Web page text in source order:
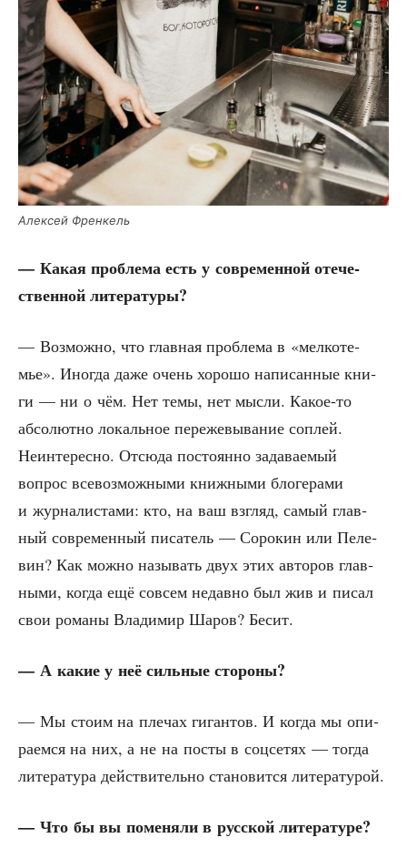
Алек­сей Френкель
— Какая про­бле­ма есть у совре­мен­ной оте­че­
ствен­ной литературы?
— Воз­мож­но, что глав­ная про­бле­ма в «мел­ко­те­
мье». Ино­гда даже очень хоро­шо напи­сан­ные кни­
ги — ни о чём. Нет темы, нет мыс­ли. Какое-то
абсо­лют­но локаль­ное пере­же­вы­ва­ние соп­лей.
Неин­те­рес­но. Отсю­да посто­ян­но зада­ва­е­мый
вопрос все­воз­мож­ны­ми книж­ны­ми бло­ге­ра­ми
и жур­на­ли­ста­ми: кто, на ваш взгляд, самый глав­
ный совре­мен­ный писа­тель — Соро­кин или Пеле­
вин? Как мож­но назы­вать двух этих авто­ров глав­
ны­ми, когда ещё совсем недав­но был жив и писал
свои рома­ны Вла­ди­мир Шаров? Бесит.
— А какие у неё силь­ные стороны?
— Мы сто­им на пле­чах гиган­тов. И когда мы опи­
ра­ем­ся на них, а не на посты в соц­се­тях — тогда
лите­ра­ту­ра дей­стви­тель­но ста­но­вит­ся литературой.
— Что бы вы поме­ня­ли в рус­ской литературе?